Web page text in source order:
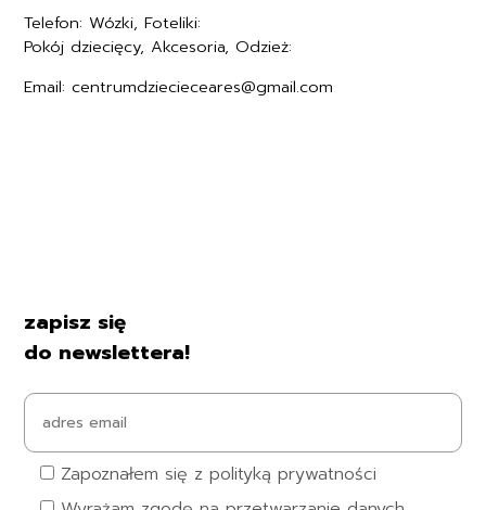
Telefon: Wózki, Foteliki:
Pokój dziecięcy, Akcesoria, Odzież:
Email: centrumdziecieceares@gmail.com
zapisz się
do newslettera!
Zapoznałem się z polityką prywatności